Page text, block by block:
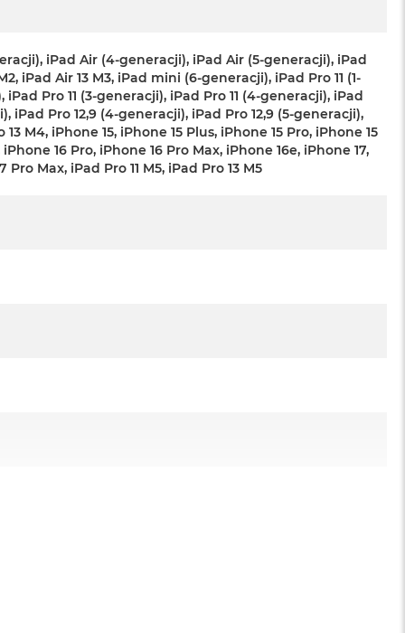
iPad Air (4-generacji), iPad Air (5-generacji), iPad
iPad Air 13 M3, iPad mini (6-generacji), iPad Pro 11 (1-
Pro 11 (3-generacji), iPad Pro 11 (4-generacji), iPad
iPad Pro 12,9 (4-generacji), iPad Pro 12,9 (5-generacji),
M4, iPhone 15, iPhone 15 Plus, iPhone 15 Pro, iPhone 15
16 Pro, iPhone 16 Pro Max, iPhone 16e, iPhone 17,
Max, iPad Pro 11 M5, iPad Pro 13 M5